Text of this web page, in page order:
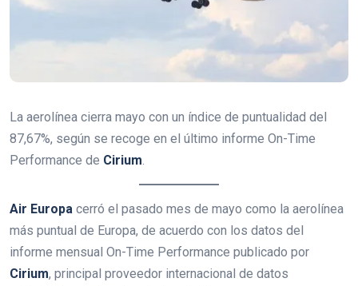
La aerolínea cierra mayo con un índice de puntualidad del
87,67%, según se recoge en el último informe On-Time
Performance de Cirium
Air Europa cerró el pasado mes de mayo como la aerolínea
más puntual de Europa, de acuerdo con los datos del
informe mensual On-Time Performance publicado por
Cirium, principal proveedor internacional de datos